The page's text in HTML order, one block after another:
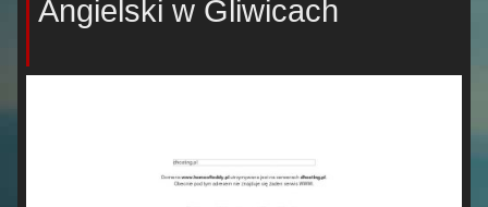
Angielski w Gliwicach